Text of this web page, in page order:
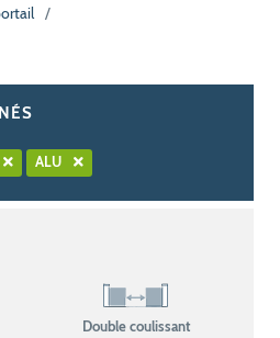
/
ALU
Double coulissant